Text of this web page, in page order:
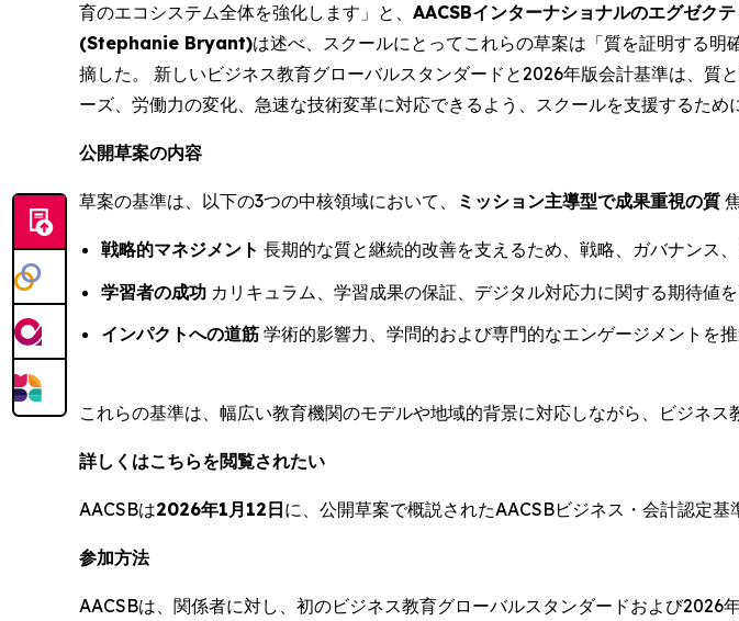
育のエコシステム全体を強化します」と、 AACSBインターナショナルのエグゼク
(Stephanie Bryant)は述べ、スクールにとってこれらの草案は「質を証明する
摘した。 新しいビジネス教育グローバルスタンダードと2026年版会計基準は、
ーズ、労働力の変化、急速な技術変革に対応できるよう、スクールを支援するため
公開草案の内容
草案の基準は、以下の3つの中核領域において、 ミッション主導型で成果重視の質
戦略的マネジメント 長期的な質と継続的改善を支えるため、戦略、ガバナンス、
学習者の成功 カリキュラム、学習成果の保証、デジタル対応力に関する期待値を
インパクトへの道筋 学術的影響力、学問的および専門的なエンゲージメントを推
これらの基準は、幅広い教育機関のモデルや地域的背景に対応しながら、ビジネ
詳しくはこちらを閲覧されたい
AACSBは2026年1月12日に、公開草案で概説されたAACSBビジネス・会計認定
参加方法
AACSBは、関係者に対し、初のビジネス教育グローバルスタンダードおよび2026